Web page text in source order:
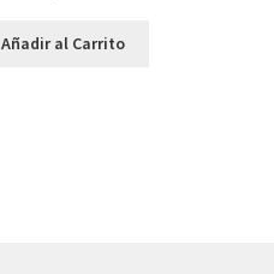
Añadir al Carrito